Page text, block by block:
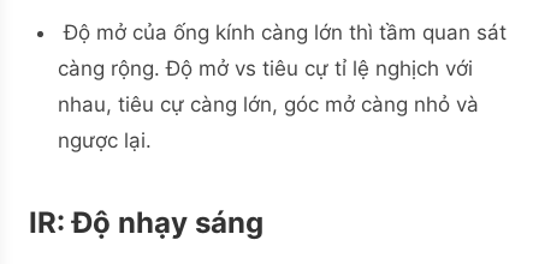
Độ mở của ống kính càng lớn thì tầm quan sát
càng rộng. Độ mở vs tiêu cự tỉ lệ nghịch với
nhau, tiêu cự càng lớn, góc mở càng nhỏ và
ngược lại.
IR: Độ nhạy sáng